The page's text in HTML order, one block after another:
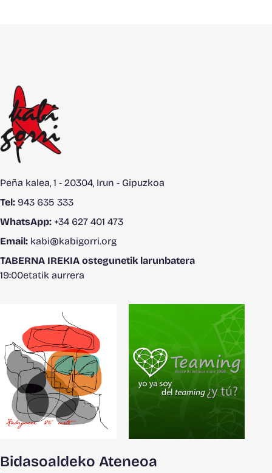
Peña kalea, 1 - 20304, Irun - Gipuzkoa
Tel: 943 635 333
WhatsApp: +34 627 401 473
Email: kabi@kabigorri.org
TABERNA IREKIA ostegunetik larunbatera
19:00etatik aurrera
Bidasoaldeko Ateneoa